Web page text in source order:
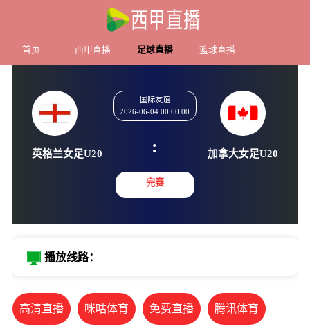
首页 西甲直播 足球直播 篮球直播
英格兰女足U20
国际友谊
2026-06-04 00:00:00
:
完赛
播放线路：
高清直播 咪咕体育 免费直播 腾讯体育